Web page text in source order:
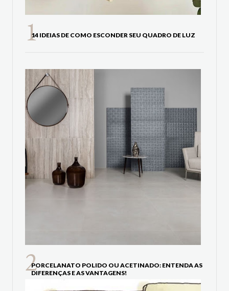
14 IDEIAS DE COMO ESCONDER SEU QUADRO DE LUZ
PORCELANATO POLIDO OU ACETINADO: ENTENDA AS
DIFERENÇAS E AS VANTAGENS!